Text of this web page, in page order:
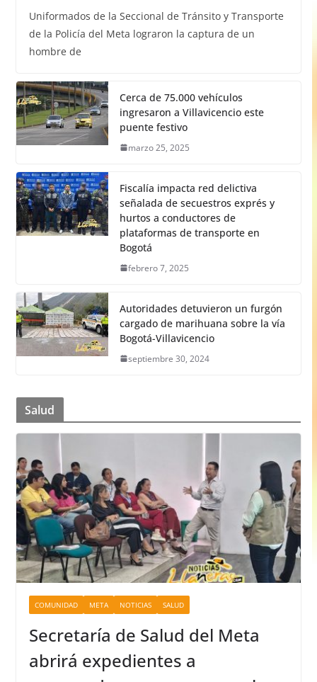
Uniformados de la Seccional de Tránsito y Transporte
de la Policía del Meta lograron la captura de un
hombre de
Cerca de 75.000 vehículos
ingresaron a Villavicencio este
puente festivo
marzo 25, 2025
Fiscalía impacta red delictiva
señalada de secuestros exprés y
hurtos a conductores de
plataformas de transporte en
Bogotá
febrero 7, 2025
Autoridades detuvieron un furgón
cargado de marihuana sobre la vía
Bogotá-Villavicencio
septiembre 30, 2024
Salud
COMUNIDAD META NOTICIAS SALUD
Secretaría de Salud del Meta
abrirá expedientes a